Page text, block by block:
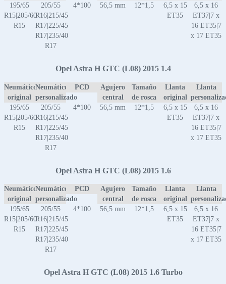
195/65
R15|205/60
R15
205/55
R16|215/45
R17|225/45
R17|235/40
R17
4*100 56,5 mm 12*1,5
6,5 x 15
ET35
6,5 x 16
ET37|7 x
16 ET35|7
x 17 ET35
Opel Astra H GTC (L08) 2015 1.4
Neumático
original
Neumático
personalizado
PCD
Agujero
central
Tamaño
de rosca
Llanta
original
Llanta
195/65
R15|205/60
R15
205/55
R16|215/45
R17|225/45
R17|235/40
R17
4*100 56,5 mm 12*1,5
6,5 x 15
ET35
6,5 x 16
ET37|7 x
16 ET35|7
x 17 ET35
Opel Astra H GTC (L08) 2015 1.6
Neumático
original
Neumático
personalizado
PCD
Agujero
central
Tamaño
de rosca
Llanta
original
Llanta
195/65
R15|205/60
R15
205/55
R16|215/45
R17|225/45
R17|235/40
R17
4*100 56,5 mm 12*1,5
6,5 x 15
ET35
6,5 x 16
ET37|7 x
16 ET35|7
x 17 ET35
Opel Astra H GTC (L08) 2015 1.6 Turbo